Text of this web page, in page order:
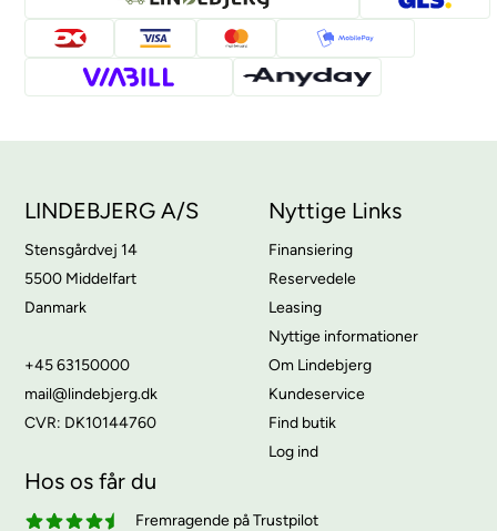
LINDEBJERG A/S
Stensgårdvej 14
5500 Middelfart
Danmark
+45 63150000
mail@lindebjerg.dk
CVR: DK10144760
Nyttige Links
Finansiering
Reservedele
Leasing
Nyttige informationer
Om Lindebjerg
Kundeservice
Find butik
Log ind
Hos os får du
Fremragende på Trustpilot